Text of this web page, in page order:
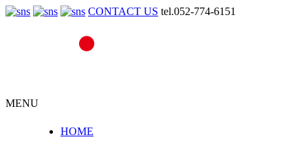
CONTACT US tel.052-774-6151
MENU
HOME